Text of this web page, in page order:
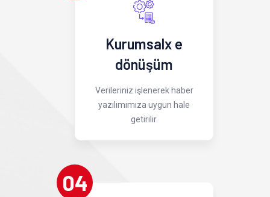
Kurumsalx e
dönüşüm
Verileriniz işlenerek haber
yazılımımıza uygun hale
getirilir.
04